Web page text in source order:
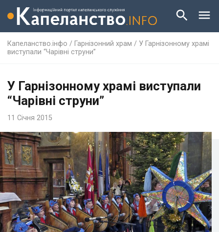
Капеланство.інфо / Гарнізонний храм / У Гарнізонному храмі
виступали “Чарівні струни”
У Гарнізонному храмі виступали
“Чарівні струни”
11 Січня 2015